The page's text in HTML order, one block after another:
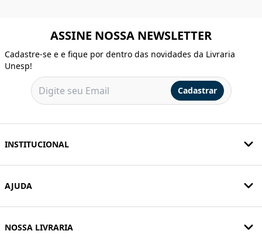
ASSINE NOSSA NEWSLETTER
Cadastre-se e e fique por dentro das novidades da Livraria
Unesp!
Cadastrar
INSTITUCIONAL
AJUDA
NOSSA LIVRARIA